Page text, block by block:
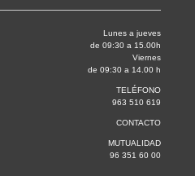
Lunes a jueves
de 09:30 a 15.00h
Viernes
de 09:30 a 14.00 h
TELÉFONO
963 510 619
CONTACTO
MUTUALIDAD
96 351 60 00